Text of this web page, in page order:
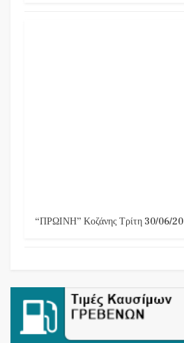
“ΠΡΩΙΝΗ” Κοζάνης Τρίτη 30/06/20